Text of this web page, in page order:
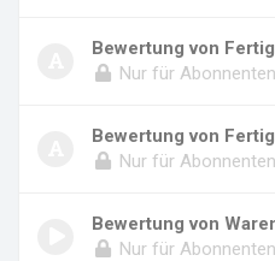
Nur für Abonnenten
Nur für Abonnenten
Bewertung von
Nur für Abonnenten